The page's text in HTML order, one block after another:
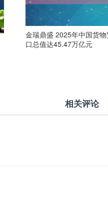
金瑞鼎盛 2025年中国货物
口总值达45.47万亿元
相关评论